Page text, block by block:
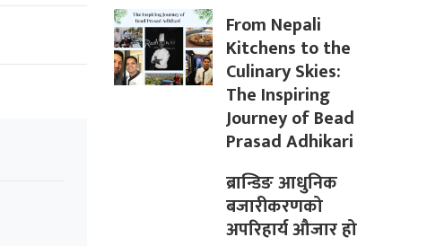
From Nepali
Kitchens to the
Culinary Skies:
The Inspiring
Journey of Bead
Prasad Adhikari
ब्रान्डिङ आधुनिक
बजारीकरणको
अपरिहार्य औजार हो